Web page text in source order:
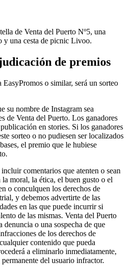
de Venta del Puerto Nº5, una
y una cesta de picnic Livoo.
de premios
EasyPromos o similar, será un sorteo
su nombre de Instagram sea
de Venta del Puerto. Los ganadores
en stories. Si los ganadores
sorteo o no pudiesen ser localizados
el premio que le hubiese
comentarios que atenten o sean
la moral, la ética, el buen gusto o el
o conculquen los derechos de
y debemos advertirte de las
en las que puede incurrir si
de las mismas. Venta del Puerto
denuncia o una sospecha de que
de los derechos de
contenido que pueda
a eliminarlo inmediatamente,
del usuario infractor.